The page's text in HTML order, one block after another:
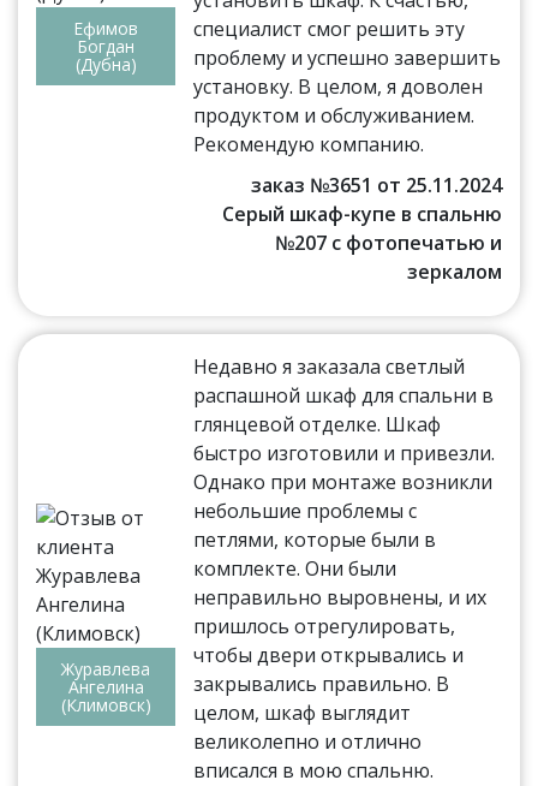
Ефимов
Богдан
(Дубна)
специалист смог решить эту
проблему и успешно завершить
установку. В целом, я доволен
продуктом и обслуживанием.
Рекомендую компанию.
заказ №3651 от 25.11.2024
Серый шкаф-купе в спальню
№207 с фотопечатью и
зеркалом
Журавлева
Ангелина
(Климовск)
Недавно я заказала светлый
распашной шкаф для спальни в
глянцевой отделке. Шкаф
быстро изготовили и привезли.
Однако при монтаже возникли
небольшие проблемы с
петлями, которые были в
комплекте. Они были
неправильно выровнены, и их
пришлось отрегулировать,
чтобы двери открывались и
закрывались правильно. В
целом, шкаф выглядит
великолепно и отлично
вписался в мою спальню.